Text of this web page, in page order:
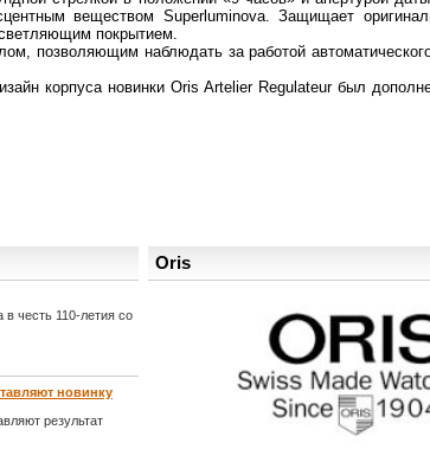
веществом Superluminova. Защищает
покрытием.
позволяющим наблюдать за работой
корпуса новинки Oris Artelier Regulateur был
честь 110-летия со
новинку
результат
Oris